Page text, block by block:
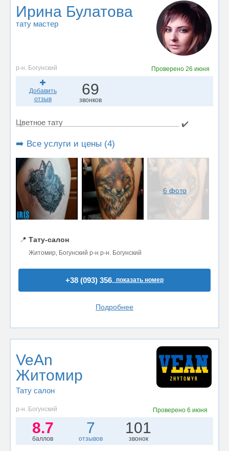
Ирина Булатова
тату мастер
р-н. Богунский Проверено 26 июня
Добавить
отзыв
69
звонков
Цветное тату ✔️
➡️ Все услуги и цены (4)
6 фото
📍 Тату-салон
Житомир, Богунский р-н р-н. Богунский
+38 (093) 356..показать номер
Подробнее
VeAn
Житомир
Тату салон
р-н. Богунский Проверено6 июня
8.7
баллов
7
отзывов
101
звонок